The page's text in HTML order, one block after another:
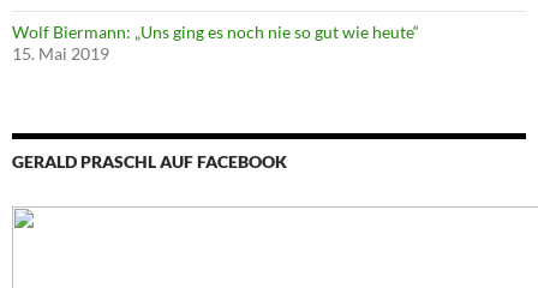
Wolf Biermann: „Uns ging es noch nie so gut wie heute“
15. Mai 2019
GERALD PRASCHL AUF FACEBOOK